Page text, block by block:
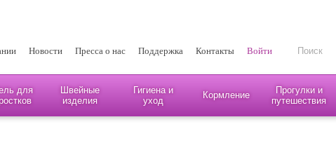
Новости Пресса о нас Поддержка Контакты Войти
для
Швейные
изделия
Гигиена и
уход
Кормление
Прогулки и
путешествия